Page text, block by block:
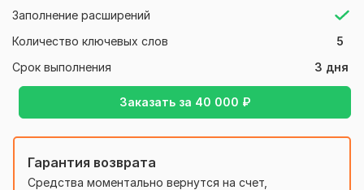
Заполнение расширений
Количество ключевых слов
5
Срок выполнения
3 дня
Заказать за 40 000 ₽
Гарантия возврата
Средства моментально вернутся на счет,